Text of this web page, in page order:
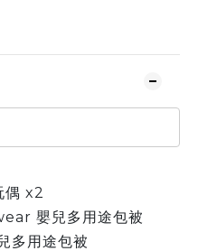
x2
嬰兒多用途包被
用途包被